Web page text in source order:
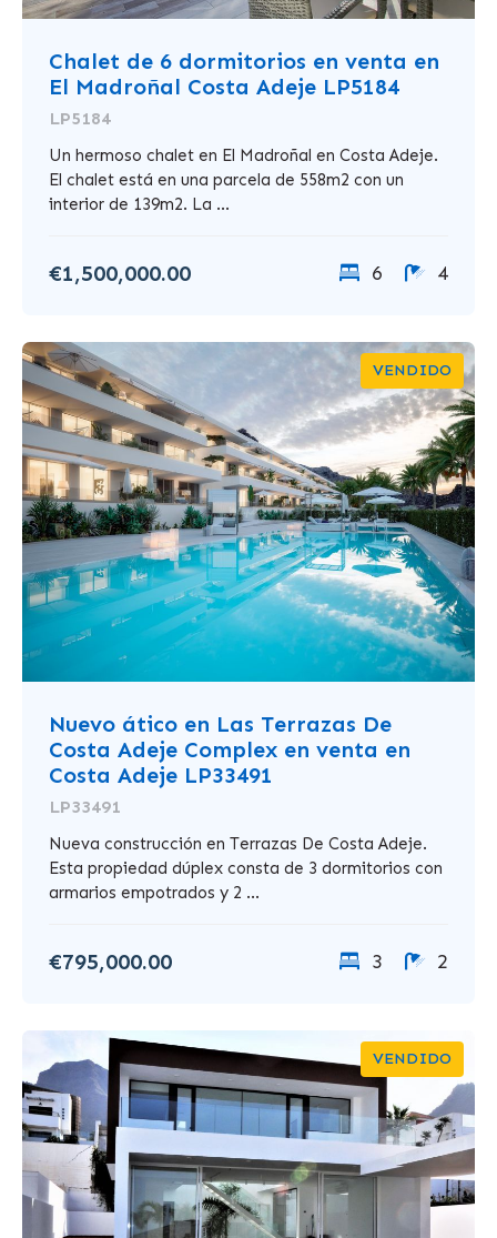
Chalet de 6 dormitorios en venta en
El Madroñal Costa Adeje LP5184
LP5184
Un hermoso chalet en El Madroñal en Costa Adeje.
El chalet está en una parcela de 558m2 con un
interior de 139m2. La ...
€1,500,000.00 6 4
VENDIDO
Nuevo ático en Las Terrazas De
Costa Adeje Complex en venta en
Costa Adeje LP33491
LP33491
Nueva construcción en Terrazas De Costa Adeje.
Esta propiedad dúplex consta de 3 dormitorios con
armarios empotrados y 2 ...
€795,000.00 3 2
VENDIDO